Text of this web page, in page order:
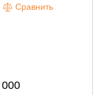
Сравнить